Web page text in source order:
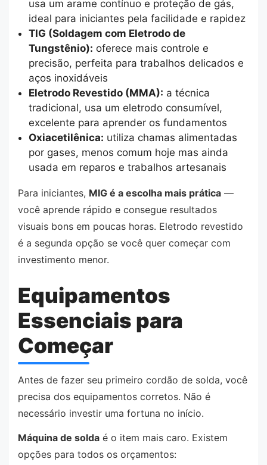
usa um arame contínuo e proteção de gás,
ideal para iniciantes pela facilidade e rapidez
TIG (Soldagem com Eletrodo de
Tungstênio): oferece mais controle e
precisão, perfeita para trabalhos delicados e
aços inoxidáveis
Eletrodo Revestido (MMA): a técnica
tradicional, usa um eletrodo consumível,
excelente para aprender os fundamentos
Oxiacetilênica: utiliza chamas alimentadas
por gases, menos comum hoje mas ainda
usada em reparos e trabalhos artesanais
Para iniciantes, MIG é a escolha mais prática —
você aprende rápido e consegue resultados
visuais bons em poucas horas. Eletrodo revestido
é a segunda opção se você quer começar com
investimento menor.
Equipamentos
Essenciais para
Começar
Antes de fazer seu primeiro cordão de solda, você
precisa dos equipamentos corretos. Não é
necessário investir uma fortuna no início.
Máquina de solda é o item mais caro. Existem
opções para todos os orçamentos: